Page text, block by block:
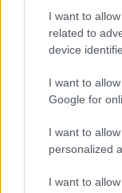
I want to
related to
device
I want to
Google for
I want to
personalized
I want to
Ajánlott